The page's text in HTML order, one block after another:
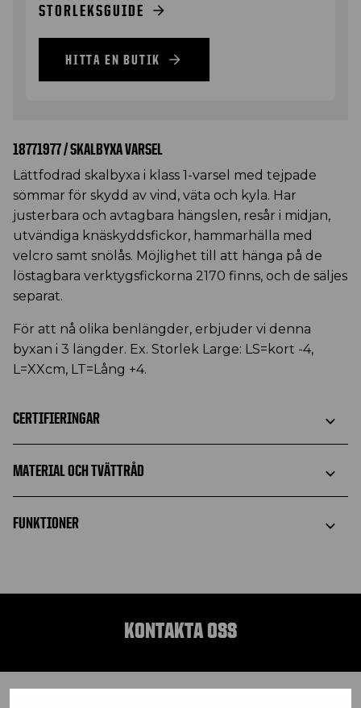
STORLEKSGUIDE
HITTA EN BUTIK
18771977 / SKALBYXA VARSEL
Lättfodrad skalbyxa i klass 1-varsel med tejpade
sömmar för skydd av vind, väta och kyla. Har
justerbara och avtagbara hängslen, resår i midjan,
utvändiga knäskyddsfickor, hammarhälla med
velcro samt snölås. Möjlighet till att hänga på de
löstagbara verktygsfickorna 2170 finns, och de säljes
separat.
För att nå olika benlängder, erbjuder vi denna
byxan i 3 längder. Ex. Storlek Large: LS=kort -4,
L=XXcm, LT=Lång +4.
CERTIFIERINGAR
MATERIAL OCH TVÄTTRÅD
FUNKTIONER
KONTAKTA OSS